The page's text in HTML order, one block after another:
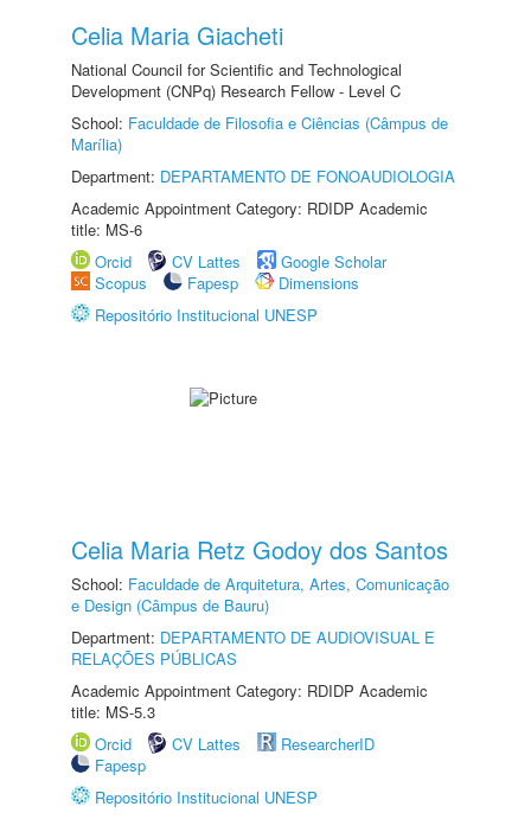
Celia Maria Giacheti
National Council for Scientific and Technological
Development (CNPq) Research Fellow - Level C
School: Faculdade de Filosofia e Ciências (Câmpus de
Marília)
Department: DEPARTAMENTO DE FONOAUDIOLOGIA
Academic Appointment Category: RDIDP Academic
title: MS-6
Orcid
CV Lattes
Google Scholar
Scopus
Fapesp
Dimensions
Repositório Institucional UNESP
Celia Maria Retz Godoy dos Santos
School: Faculdade de Arquitetura, Artes, Comunicação
e Design (Câmpus de Bauru)
Department: DEPARTAMENTO DE AUDIOVISUAL E
RELAÇÕES PÚBLICAS
Academic Appointment Category: RDIDP Academic
title: MS-5.3
Orcid
CV Lattes
ResearcherID
Fapesp
Repositório Institucional UNESP